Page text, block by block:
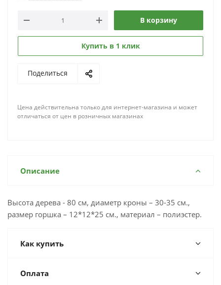
В корзину
Купить в 1 клик
Поделиться
Цена действительна только для интернет-магазина и может
отличаться от цен в розничных магазинах
Описание
Высота дерева - 80 см, диаметр кроны – 30-35 см.,
размер горшка – 12*12*25 см., материал – полиэстер.
Как купить
Оплата